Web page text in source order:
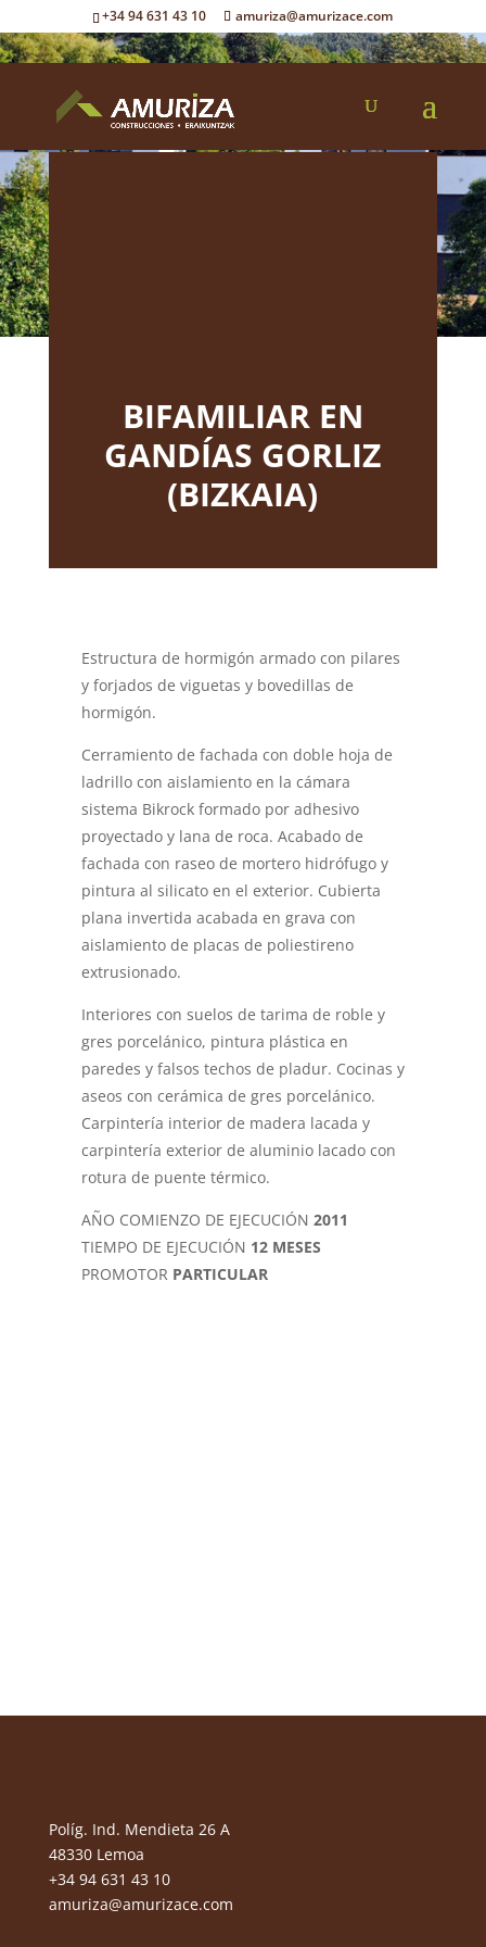
+34 94 631 43 10 amuriza@amurizace.com
BIFAMILIAR EN
GANDÍAS GORLIZ
(BIZKAIA)
Estructura de hormigón armado con pilares
y forjados de viguetas y bovedillas de
hormigón.
Cerramiento de fachada con doble hoja de
ladrillo con aislamiento en la cámara
sistema Bikrock formado por adhesivo
proyectado y lana de roca. Acabado de
fachada con raseo de mortero hidrófugo y
pintura al silicato en el exterior. Cubierta
plana invertida acabada en grava con
aislamiento de placas de poliestireno
extrusionado.
Interiores con suelos de tarima de roble y
gres porcelánico, pintura plástica en
paredes y falsos techos de pladur. Cocinas y
aseos con cerámica de gres porcelánico.
Carpintería interior de madera lacada y
carpintería exterior de aluminio lacado con
rotura de puente térmico.
AÑO COMIENZO DE EJECUCIÓN 2011
TIEMPO DE EJECUCIÓN 12 MESES
PROMOTOR PARTICULAR
Políg. Ind. Mendieta 26 A
48330 Lemoa
+34 94 631 43 10
amuriza@amurizace.com